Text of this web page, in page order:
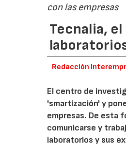
con las empresas
Tecnalia,
Redacción
El centro de
'smartización' y
empresas. De esta
comunicarse y
laboratorios y sus